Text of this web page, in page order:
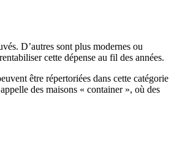
D’autres sont plus modernes ou
cette dépense au fil des années.
être répertoriées dans cette catégorie
des maisons « container », où des